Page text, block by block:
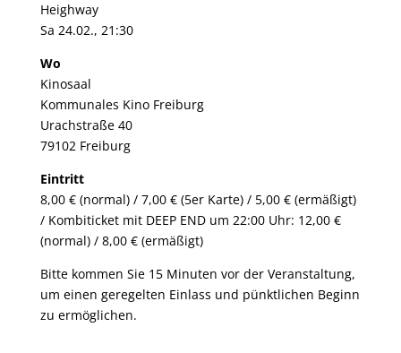
Heighway
Sa 24.02., 21:30
Wo
Kinosaal
Kommunales Kino Freiburg
Urachstraße 40
79102 Freiburg
Eintritt
8,00 € (normal) / 7,00 € (5er Karte) / 5,00 € (ermäßigt)
/ Kombiticket mit DEEP END um 22:00 Uhr: 12,00 €
(normal) / 8,00 € (ermäßigt)
Bitte kommen Sie 15 Minuten vor der Veranstaltung,
um einen geregelten Einlass und pünktlichen Beginn
zu ermöglichen.